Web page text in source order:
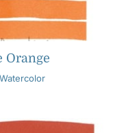
Orange
Watercolor